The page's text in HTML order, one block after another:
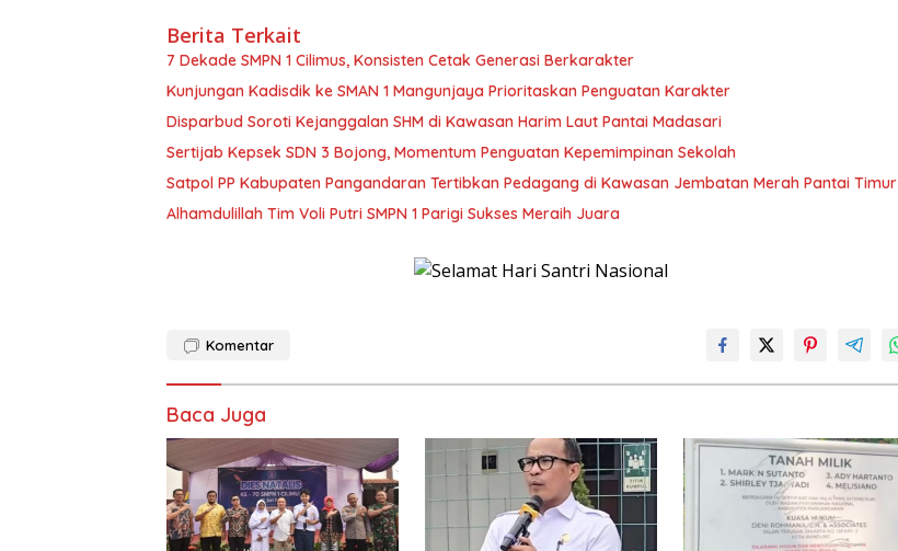
Berita Terkait
7 Dekade SMPN 1 Cilimus, Konsisten Cetak Generasi Berkarakter
Kunjungan Kadisdik ke SMAN 1 Mangunjaya Prioritaskan Penguatan Karakter
Disparbud Soroti Kejanggalan SHM di Kawasan Harim Laut Pantai Madasari
Sertijab Kepsek SDN 3 Bojong, Momentum Penguatan Kepemimpinan Sekolah
Satpol PP Kabupaten Pangandaran Tertibkan Pedagang di Kawasan Jembatan Merah Pantai Timur
Alhamdulillah Tim Voli Putri SMPN 1 Parigi Sukses Meraih Juara
Komentar
Baca Juga